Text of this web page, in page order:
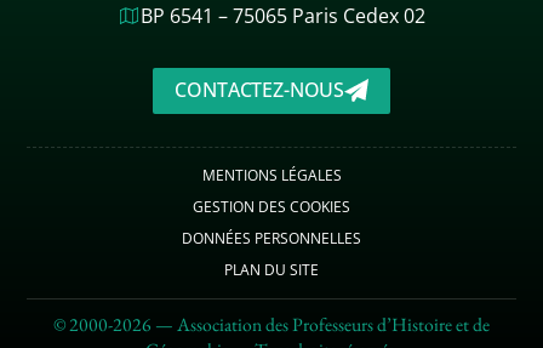
BP 6541 – 75065 Paris Cedex 02
CONTACTEZ-NOUS
MENTIONS LÉGALES
GESTION DES COOKIES
DONNÉES PERSONNELLES
PLAN DU SITE
© 2000-2026 — Association des Professeurs d’Histoire et de